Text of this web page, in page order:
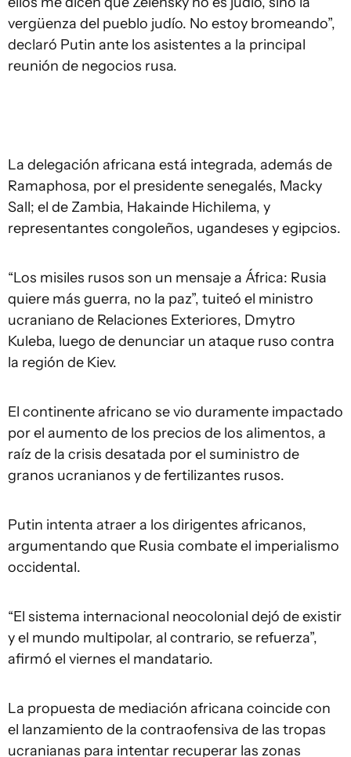
vergüenza del pueblo judío. No estoy bromeando”,
declaró Putin ante los asistentes a la principal
reunión de negocios rusa.
La delegación africana está integrada, además de
Ramaphosa, por el presidente senegalés, Macky
Sall; el de Zambia, Hakainde Hichilema, y
representantes congoleños, ugandeses y egipcios.
“Los misiles rusos son un mensaje a África: Rusia
quiere más guerra, no la paz”, tuiteó el ministro
ucraniano de Relaciones Exteriores, Dmytro
Kuleba, luego de denunciar un ataque ruso contra
la región de Kiev.
El continente africano se vio duramente impactado
por el aumento de los precios de los alimentos, a
raíz de la crisis desatada por el suministro de
granos ucranianos y de fertilizantes rusos.
Putin intenta atraer a los dirigentes africanos,
argumentando que Rusia combate el imperialismo
occidental.
“El sistema internacional neocolonial dejó de existir
y el mundo multipolar, al contrario, se refuerza”,
afirmó el viernes el mandatario.
La propuesta de mediación africana coincide con
el lanzamiento de la contraofensiva de las tropas
ucranianas para intentar recuperar las zonas